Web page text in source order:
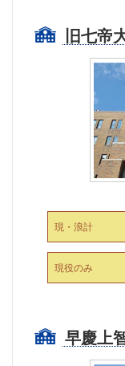
旧七帝
現・浪計
現役のみ
早慶上